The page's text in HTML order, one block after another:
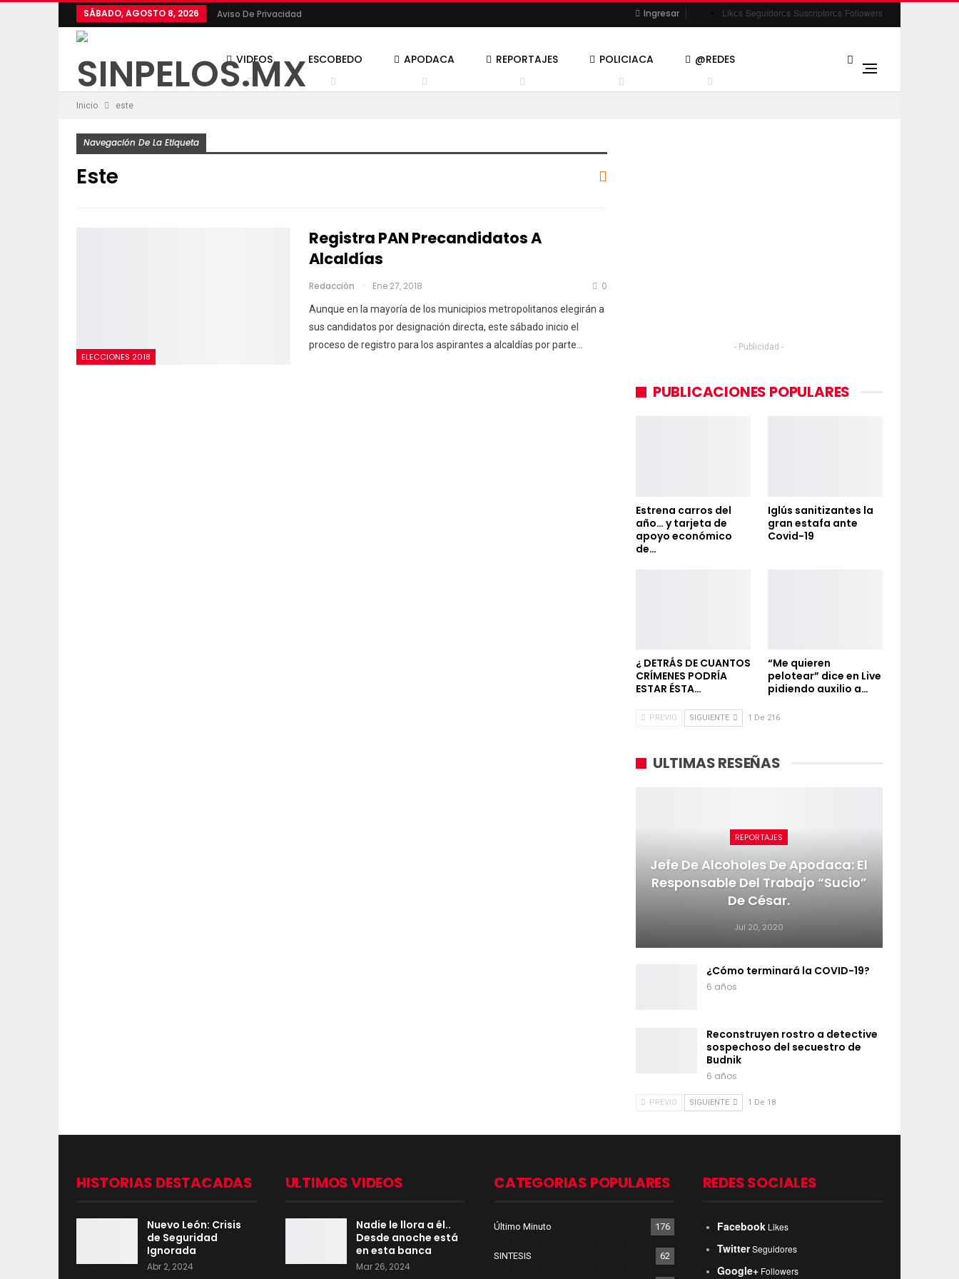
Likes Seguidores Suscriptores Followers
Ingresar
SÁBADO, AGOSTO 8, 2026 Aviso De Privacidad
VIDEOS ESCOBEDO APODACA REPORTAJES POLICIACA @REDES
Inicio este
Navegación De La Etiqueta
Este
ELECCIONES 2018
Registra PAN Precandidatos A
Alcaldías
Redacción Ene 27, 2018 0
Aunque en la mayoría de los municipios metropolitanos elegirán a
sus candidatos por designación directa, este sábado inicio el
proceso de registro para los aspirantes a alcaldías por parte…
- Publicidad -
PUBLICACIONES POPULARES
Estrena carros del
año… y tarjeta de
apoyo económico
de…
Iglús sanitizantes la
gran estafa ante
Covid-19
¿ DETRÁS DE CUANTOS
CRÍMENES PODRÍA
ESTAR ÉSTA…
“Me quieren
pelotear” dice en Live
pidiendo auxilio a…
PREVIO SIGUIENTE 1 De 216
ULTIMAS RESEÑAS
REPORTAJES
Jefe De Alcoholes De Apodaca: El
Responsable Del Trabajo “sucio”
De César.
Jul 20, 2020
¿Cómo terminará la COVID-19?
6 años
Reconstruyen rostro a detective
sospechoso del secuestro de
Budnik
6 años
PREVIO SIGUIENTE 1 De 18
HISTORIAS DESTACADAS
Nuevo León: Crisis
de Seguridad
Ignorada
Abr 2, 2024
ULTIMOS VIDEOS
Nadie le llora a él..
Desde anoche está
en esta banca
Mar 26, 2024
CATEGORIAS POPULARES
Último Minuto 176
SINTESIS 62
REDES SOCIALES
Facebook Likes
Twitter Seguidores
Google+ Followers